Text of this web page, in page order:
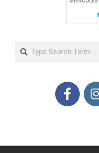
Search